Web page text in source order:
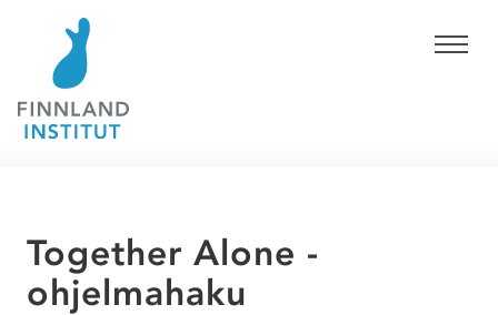
Together Alone -
ohjelmahaku